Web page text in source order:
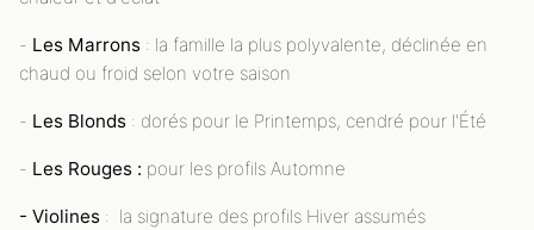
- Les Marrons : la famille la plus polyvalente, déclinée en
chaud ou froid selon votre saison
- Les Blonds : dorés pour le Printemps, cendré pour l'Été
- Les Rouges : pour les profils Automne
- Violines : la signature des profils Hiver assumés